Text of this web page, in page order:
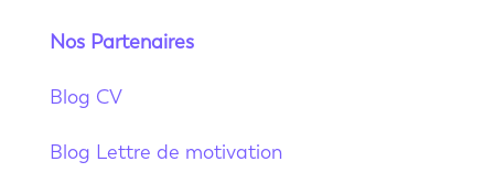
Nos Partenaires
Blog CV
Blog Lettre de motivation